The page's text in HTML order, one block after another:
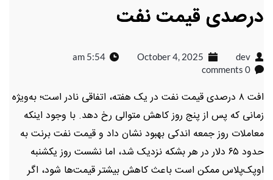
درصدی قیمت نفت
dev
October 4, 2025
5:54 am
0 comments
افت ۸ درصدی قیمت نفت در یک هفته، اتفاقی نادر است؛ به‌ویژه
زمانی که پس از پنج روز کاهش متوالی رخ دهد. با وجود اینکه
معاملات روز جمعه اندکی بهبود نشان داد و قیمت نفت برنت به
حدود ۶۵ دلار در هر بشکه نزدیک شد، اما نشست روز یکشنبه
اوپک‌پلاس ممکن است باعث کاهش بیشتر قیمت‌ها شود، اگر